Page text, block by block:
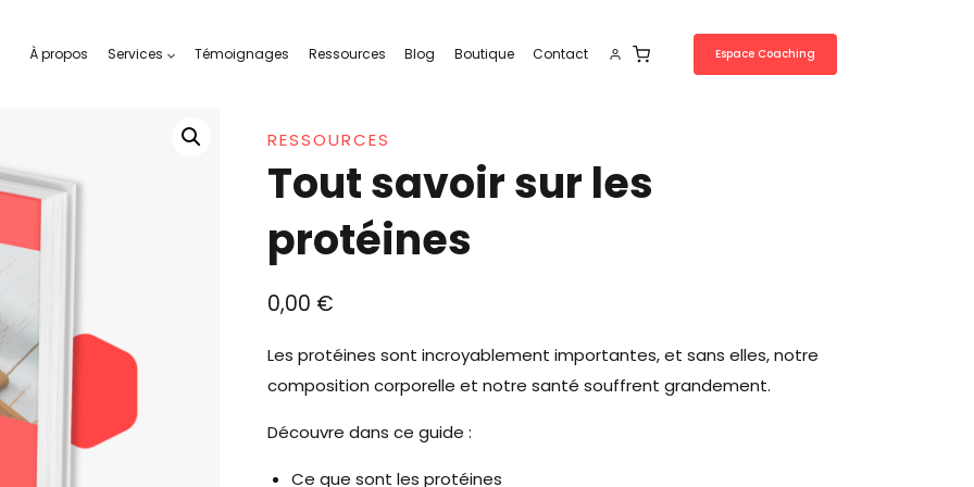
À propos Services Témoignages Ressources Blog Boutique Contact Espace Coaching
RESSOURCES
Tout savoir sur les
protéines
0,00 €
Les protéines sont incroyablement importantes, et sans elles, notre
composition corporelle et notre santé souffrent grandement.
Découvre dans ce guide :
Ce que sont les protéines